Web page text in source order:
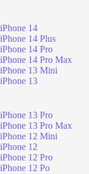
iPhone 14
iPhone 14 Plus
iPhone 14 Pro
iPhone 14 Pro Max
iPhone 13 Mini
iPhone 13
iPhone 13 Pro
iPhone 13 Pro Max
iPhone 12 Mini
iPhone 12
iPhone 12 Pro
iPhone 12 Po